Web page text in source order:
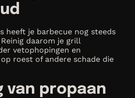
heeft je barbecue nog steeds
daarom je grill
vetophopingen en
roest of andere schade die
van propaan